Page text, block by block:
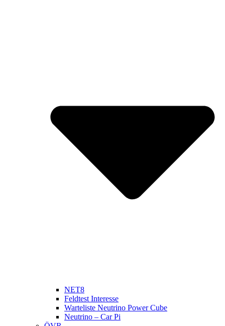
NET8
Feldtest Interesse
Warteliste Neutrino Power Cube
Neutrino – Car Pi